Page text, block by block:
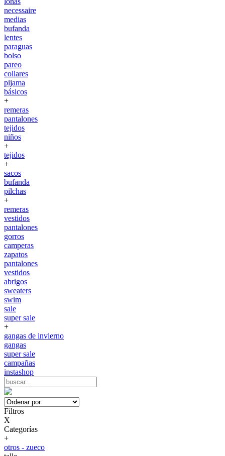
necessaire
medias
bufanda
lentes
paraguas
bolso
pareo
collares
pijama
básicos
+
remeras
pantalones
tejidos
niños
+
tejidos
+
sacos
bufanda
pilchas
+
remeras
vestidos
pantalones
gorros
camperas
zapatos
pantalones
vestidos
abrigos
sweaters
swim
sale
super sale
+
gangas de invierno
gangas
super sale
campañas
instashop
Filtros
X
Categorías
+
otros - zueco